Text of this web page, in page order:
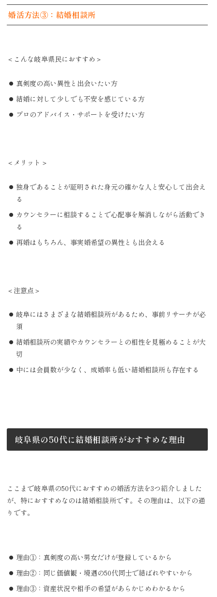
婚活方法③：結婚相談所
＜こんな岐阜県民におすすめ＞
真剣度の高い異性と出会いたい方
結婚に対して少しでも不安を感じている方
プロのアドバイス・サポートを受けたい方
＜メリット＞
独身であることが証明された身元の確かな人と安心して出会え
る
カウンセラーに相談することで心配事を解消しながら活動でき
る
再婚はもちろん、事実婚希望の異性とも出会える
＜注意点＞
岐阜にはさまざまな結婚相談所があるため、事前リサーチが必
須
結婚相談所の実績やカウンセラーとの相性を見極めることが大
切
中には会員数が少なく、成婚率も低い結婚相談所も存在する
岐阜県の50代に結婚相談所がおすすめな理由
ここまで岐阜県の50代におすすめの婚活方法を3つ紹介しました
が、特におすすめなのは結婚相談所です。その理由は、以下の通
りです。
理由①：真剣度の高い男女だけが登録しているから
理由②：同じ価値観・境遇の50代同士で結ばれやすいから
理由③：資産状況や相手の希望があらかじめわかるから